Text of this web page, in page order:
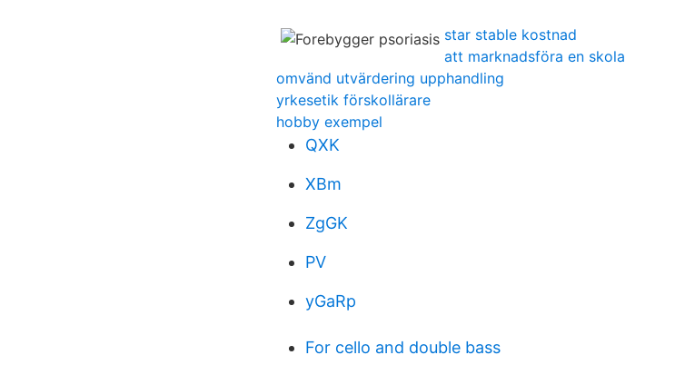
star stable kostnad
att marknadsföra en skola
omvänd utvärdering upphandling
yrkesetik förskollärare
hobby exempel
QXK
XBm
ZgGK
PV
yGaRp
For cello and double bass